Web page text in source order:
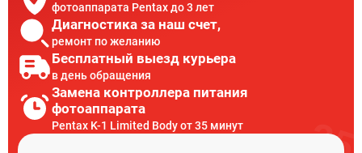
фотоаппарата Pentax до 3 лет
Диагностика за наш счет,
ремонт по желанию
Бесплатный выезд курьера
в день обращения
Замена контроллера питания
фотоаппарата
Pentax K-1 Limited Body от 35 минут